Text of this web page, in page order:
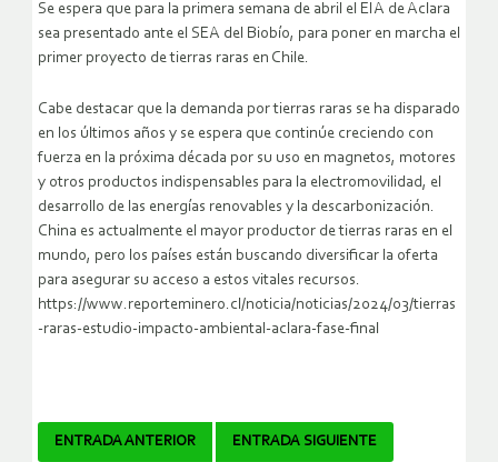
Se espera que para la primera semana de abril el EIA de Aclara
sea presentado ante el SEA del Biobío, para poner en marcha el
primer proyecto de tierras raras en Chile.
Cabe destacar que la demanda por tierras raras se ha disparado
en los últimos años y se espera que continúe creciendo con
fuerza en la próxima década por su uso en magnetos, motores
y otros productos indispensables para la electromovilidad, el
desarrollo de las energías renovables y la descarbonización.
China es actualmente el mayor productor de tierras raras en el
mundo, pero los países están buscando diversificar la oferta
para asegurar su acceso a estos vitales recursos.
https://www.reporteminero.cl/noticia/noticias/2024/03/tierras
-raras-estudio-impacto-ambiental-aclara-fase-final
Navegador
ENTRADA ANTERIOR ENTRADA SIGUIENTE